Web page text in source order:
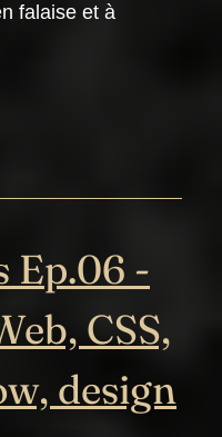
falaise et à
Ep.06 -
CSS,
design